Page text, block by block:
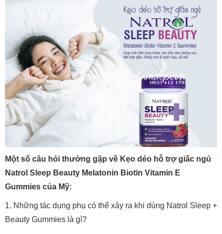
Một số câu hỏi thường gặp về Kẹo dẻo hỗ trợ giấc ngủ
Natrol Sleep Beauty Melatonin Biotin Vitamin E
Gummies của Mỹ:
1. Những tác dụng phụ có thể xảy ra khi dùng Natrol Sleep +
Beauty Gummies là gì?